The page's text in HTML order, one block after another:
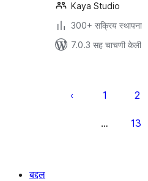
Kaya Studio
300+ सक्रिय स्थापना
7.0.3 सह चाचणी केली
पृष्ठांकन
1 2
… 13
बद्दल